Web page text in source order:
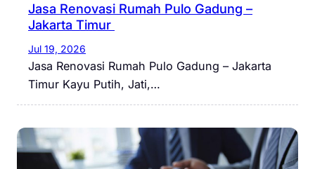
Jasa Renovasi Rumah Pulo Gadung –
Jakarta Timur
Jul 19, 2026
Jasa Renovasi Rumah Pulo Gadung – Jakarta
Timur Kayu Putih, Jati,…